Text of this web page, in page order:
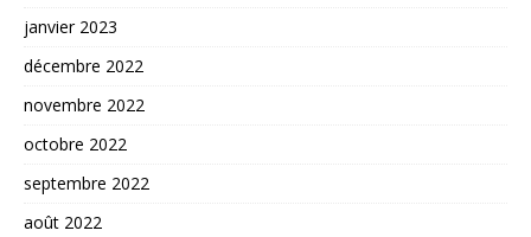
janvier 2023
décembre 2022
novembre 2022
octobre 2022
septembre 2022
août 2022